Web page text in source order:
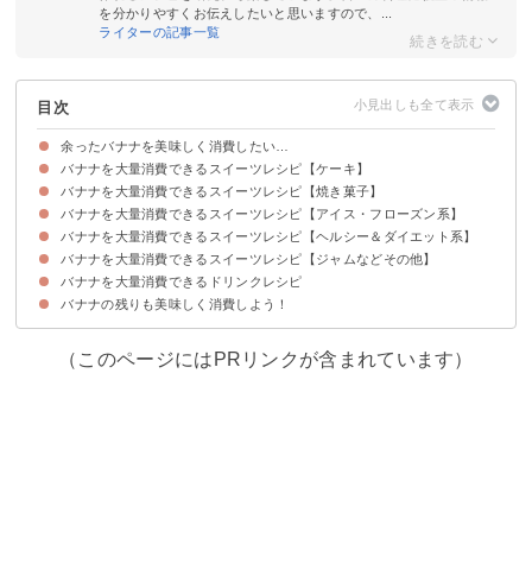
を分かりやすくお伝えしたいと思いますので、...
ライターの記事一覧
目次
余ったバナナを美味しく消費したい…
バナナを大量消費できるスイーツレシピ【ケーキ】
①バナナのパウンドケーキ
②炊飯器でバナナチーズケーキ
③バナナカップケーキ
④バナナチョコチップスシフォンケーキ
バナナを大量消費できるスイーツレシピ【焼き菓子】
①バナナスコーン
②オレオバナナマフィン
③しっとりバナナクッキー
バナナを大量消費できるスイーツレシピ【アイス・フローズン系】
①バナナとクリームチーズのアイス
②バナナのフローズンヨーグルト
③簡単バナナアイス
④黒ごまバナナアイス
⑤いちごとバナナのアイス
バナナを大量消費できるスイーツレシピ【ヘルシー＆ダイエット系】
①全粒粉入りのバナナパンケーキ
②チョコバナナアイス
③バナナグリーンスムージー
④バナナのダイエットお菓子
⑤オートミールのバナナクッキー
バナナを大量消費できるスイーツレシピ【ジャムなどその他】
①バナナプリン
②電子レンジでバナナ蒸しパン
③バナナジャム
④バナナおやき
⑤バナナ春巻き
バナナを大量消費できるドリンクレシピ
①バナナミルク
②バナナミルクオレ
③バナナココアスムージー
④バナナの甘酒
⑤バナナとプルーンのスムージー
バナナの残りも美味しく消費しよう！
（このページにはPRリンクが含まれています）